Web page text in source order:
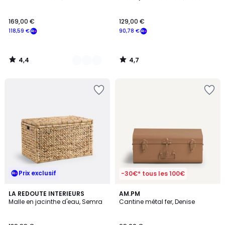
€
souscrivez
notre
programme
118,59
118,59 €
169,00 €
4,4
/
90,78 €
129,00 €
4,7
/
Prix exclusif
LA REDOUTE INTERIEURS
Malle en jacinthe d'eau, Semra
4,4
/ 5
-30€* tous les 100€
AM.PM
Cantine métal fer, Denise
4,5
/ 5
2
Couleurs